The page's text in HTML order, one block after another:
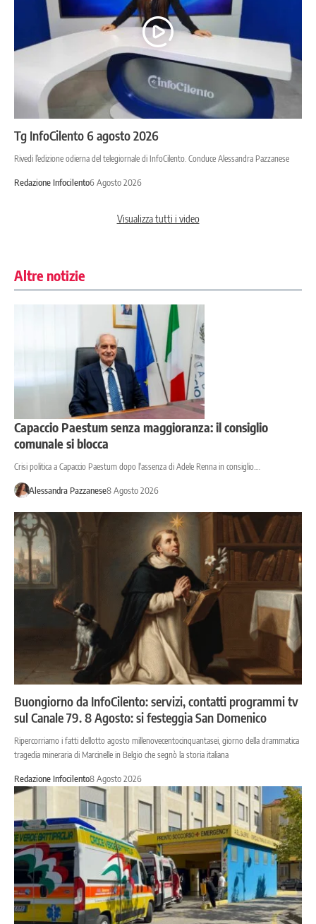
Tg InfoCilento 6 agosto 2026
Rivedi l’edizione odierna del telegiornale di InfoCilento. Conduce Alessandra Pazzanese
Redazione Infocilento6 Agosto 2026
Visualizza tutti i video
Altre notizie
Capaccio Paestum senza maggioranza: il consiglio
comunale si blocca
Crisi politica a Capaccio Paestum dopo l'assenza di Adele Renna in consiglio.…
Alessandra Pazzanese8 Agosto 2026
Buongiorno da InfoCilento: servizi, contatti programmi tv
sul Canale 79. 8 Agosto: si festeggia San Domenico
Ripercorriamo i fatti dellotto agosto millenovecentocinquantasei, giorno della drammatica
tragedia mineraria di Marcinelle in Belgio che segnò la storia italiana
Redazione Infocilento8 Agosto 2026